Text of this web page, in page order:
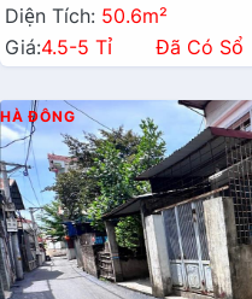
Diện Tích: 50.6m²
Giá:4.5-5 Tỉ Đã Có Sổ
HÀ ĐÔNG